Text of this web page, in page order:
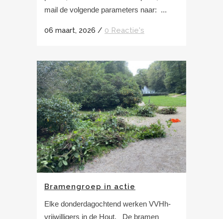
mail de volgende parameters naar: ...
06 maart, 2026 / 0 Reactie's
Bramengroep in actie
Elke donderdagochtend werken VVHh-
vrijwilligers in de Hout. De bramen